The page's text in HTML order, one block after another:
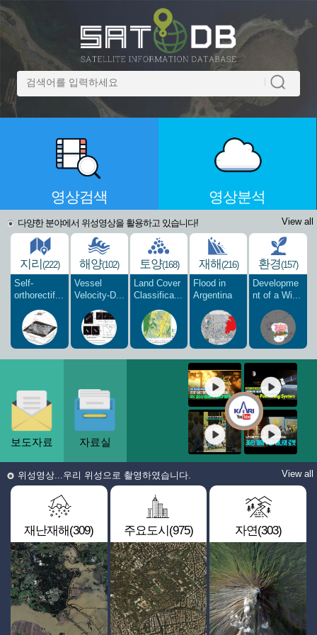
영상검색 영상분석
다양한 분야에서 위성영상을 활용하고 있습니다! View all
지리(222)
Self-
orthorectif...
해양(102)
Vessel
Velocity-D...
토양(168)
Land Cover
Classifica...
재해(216)
Flood in
Argentina
환경(157)
Developme
nt of a Wi...
보도자료 자료실
위성영상...우리 위성으로 촬영하였습니다. View all
재난재해(309) 주요도시(975) 자연(303)